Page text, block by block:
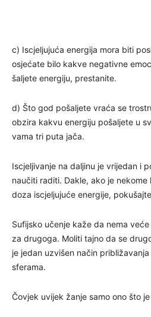
c) Iscjeljujuća energija mora biti
osjećate bilo kakve negativne
šaljete energiju, prestanite.
d) Što god pošaljete vraća se
obzira kakvu energiju pošaljete u
vama tri puta jača.
Iscjeljivanje na daljinu je vrijedan i
naučiti raditi. Dakle, ako je
doza iscjeljujuće energije,
Sufijsko učenje kaže da nema
za drugoga. Moliti tajno da se
je jedan uzvišen način
sferama.
Čovjek uvijek žanje samo ono što